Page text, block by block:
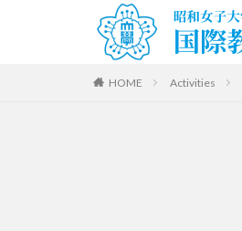
HOME Activities